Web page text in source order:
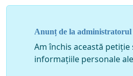
Constituției României și
România este parte.
Anunț de la administratorul
Am închis această petiție
informațiile personale